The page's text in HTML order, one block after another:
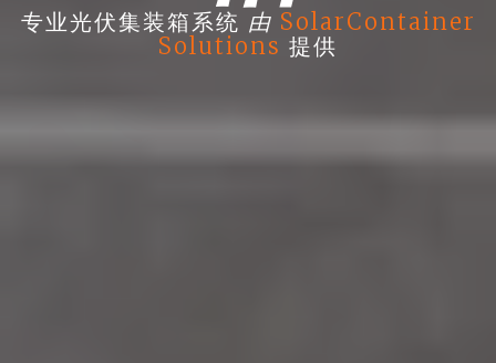
专业光伏集装箱系统 由 SolarContainer
Solutions 提供